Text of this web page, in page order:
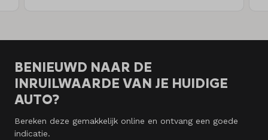
BENIEUWD NAAR DE
INRUILWAARDE VAN JE HUIDIGE
AUTO?
Bereken deze gemakkelijk online en ontvang een goede
indicatie.